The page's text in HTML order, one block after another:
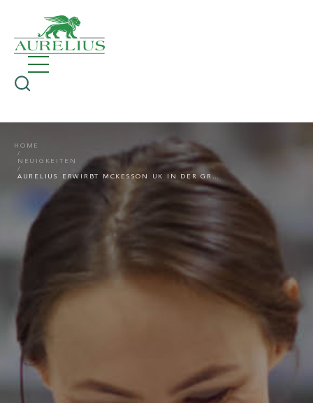
HOME
NEUIGKEITEN
AURELIUS ERWIRBT MCKESSON UK IN DER GRÖSSTEN TRANSAKTION SEINER UNTERNEHMENSGESCHICHTE